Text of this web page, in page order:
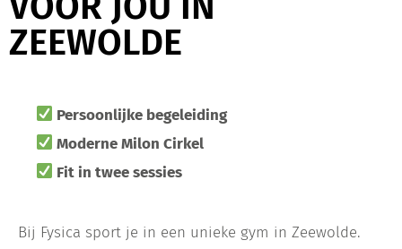
ZEEWOLDE
Persoonlijke begeleiding
Moderne Milon Cirkel
Fit in twee sessies
Bij Fysica sport je in een unieke gym in Zeewolde.